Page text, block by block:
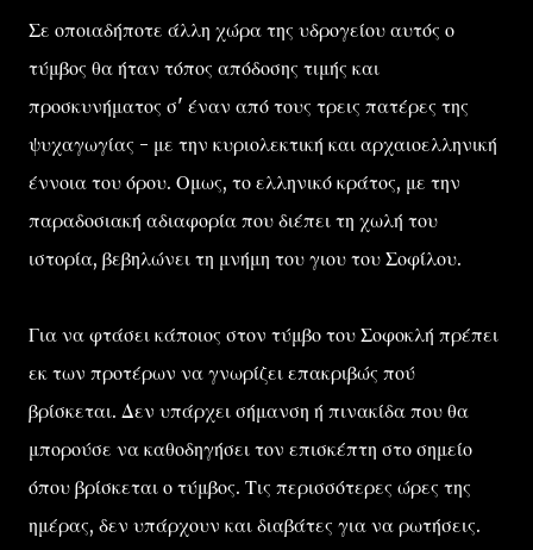
Σε οποιαδήποτε άλλη χώρα της υδρογείου αυτός ο
τύμβος θα ήταν τόπος απόδοσης τιμής και
προσκυνήματος σ' έναν από τους τρεις πατέρες της
ψυχαγωγίας - με την κυριολεκτική και αρχαιοελληνική
έννοια του όρου. Ομως, το ελληνικό κράτος, με την
παραδοσιακή αδιαφορία που διέπει τη χωλή του
ιστορία, βεβηλώνει τη μνήμη του γιου του Σοφίλου.
Για να φτάσει κάποιος στον τύμβο του Σοφοκλή πρέπει
εκ των προτέρων να γνωρίζει επακριβώς πού
βρίσκεται. Δεν υπάρχει σήμανση ή πινακίδα που θα
μπορούσε να καθοδηγήσει τον επισκέπτη στο σημείο
όπου βρίσκεται ο τύμβος. Τις περισσότερες ώρες της
ημέρας, δεν υπάρχουν και διαβάτες για να ρωτήσεις.